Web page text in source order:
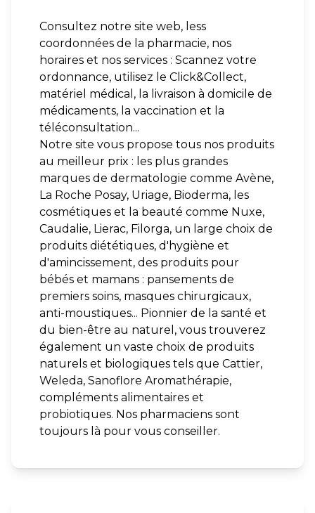
Consultez notre site web, less
coordonnées de la pharmacie, nos
horaires et nos services : Scannez votre
ordonnance, utilisez le Click&Collect,
matériel médical, la livraison à domicile de
médicaments, la vaccination et la
téléconsultation...
Notre site vous propose tous nos produits
au meilleur prix : les plus grandes
marques de dermatologie comme Avène,
La Roche Posay, Uriage, Bioderma, les
cosmétiques et la beauté comme Nuxe,
Caudalie, Lierac, Filorga, un large choix de
produits diététiques, d'hygiène et
d'amincissement, des produits pour
bébés et mamans : pansements de
premiers soins, masques chirurgicaux,
anti-moustiques... Pionnier de la santé et
du bien-être au naturel, vous trouverez
également un vaste choix de produits
naturels et biologiques tels que Cattier,
Weleda, Sanoflore Aromathérapie,
compléments alimentaires et
probiotiques. Nos pharmaciens sont
toujours là pour vous conseiller.